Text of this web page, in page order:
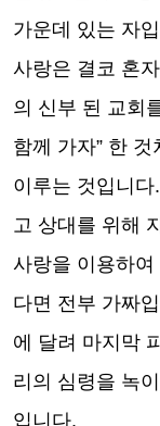
가운데 있는 자
사랑은 결코 혼
의 신부 된 교회
함께 가자” 한 것
이루는 것입니다.
고 상대를 위해
사랑을 이용하
다면 전부 가짜
에 달려 마지막
리의 심령을 녹
입니다.